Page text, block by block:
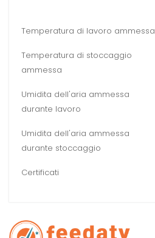
Temperatura di lavoro ammessa
Temperatura di stoccaggio
ammessa
Umidita dell'aria ammessa
durante lavoro
Umidita dell'aria ammessa
durante stoccaggio
Certificati